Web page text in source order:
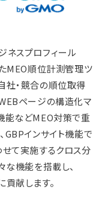
ネスプロフィール
MEO順位計測管理ツ
社・競合の順位取得
ページの構造化マ
能などMEO対策で重
GBPインサイト機能で
て実施するクロス分
機能を搭載し、
献します。